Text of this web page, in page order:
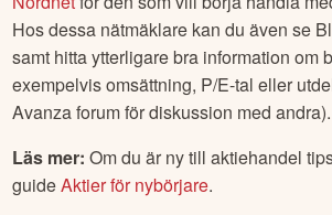
Hos dessa nätmäklare kan du även se
samt hitta ytterligare bra information om
exempelvis omsättning, P/E-tal eller
Avanza forum för diskussion med andra).
Läs mer: Om du är ny till aktiehandel
guideAktier för nybörjare.